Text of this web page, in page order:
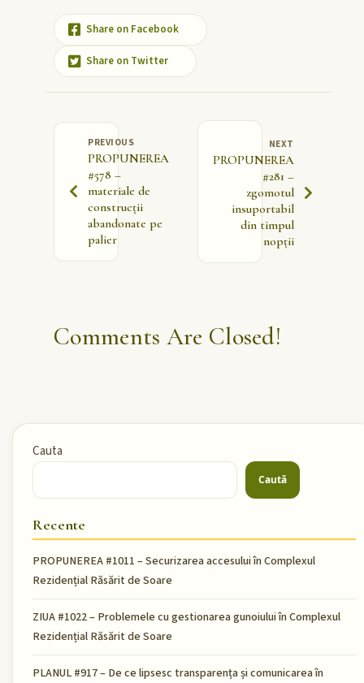
Share on Facebook
Share on Twitter
PREVIOUS
PROPUNEREA
#578 –
materiale de
construcții
abandonate pe
palier
NEXT
PROPUNEREA
#281 –
zgomotul
insuportabil
din timpul
nopții
Comments Are Closed!
Cauta
Caută
Recente
PROPUNEREA #1011 – Securizarea accesului în Complexul
Rezidențial Răsărit de Soare
ZIUA #1022 – Problemele cu gestionarea gunoiului în Complexul
Rezidențial Răsărit de Soare
PLANUL #917 – De ce lipsesc transparența și comunicarea în